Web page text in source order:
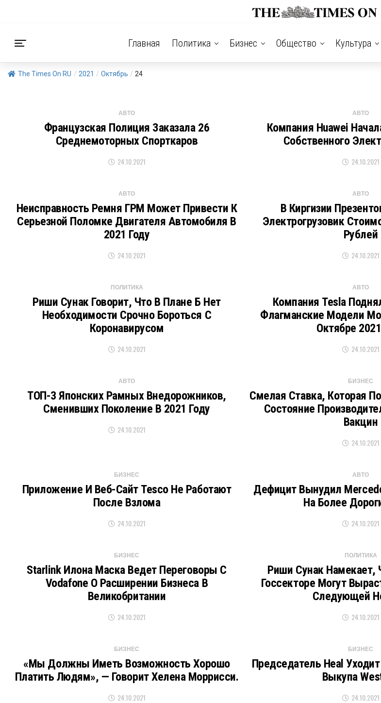
Главная Политика Бизнес Общество Культура
The Times On RU / 2021 / Октябрь / 24
АВТО
Французская Полиция Заказала 26
Среднемоторных Спорткаров
24.10.2021
АВТО
Компания Huawei
Собственного
24.10.2021
АВТО
Неисправность Ремня ГРМ Может Привести К
Серьезной Поломке Двигателя Автомобиля В
2021 Году
24.10.2021
АВТО
В Киргизии
Электрогрузовик
Рублей
24.10.2021
ПОЛИТИКА
Риши Сунак Говорит, Что В Плане Б Нет
Необходимости Срочно Бороться С
Коронавирусом
24.10.2021
АВТО
Компания Tesla
Флагманские Модели
Октябре
24.10.2021
АВТО
ТОП-3 Японских Рамных Внедорожников,
Сменивших Поколение В 2021 Году
24.10.2021
БИЗНЕС
Смелая Ставка, Которая
Состояние
Вакцин
24.10.2021
БИЗНЕС
Приложение И Веб-Сайт Tesco Не Работают
После Взлома
24.10.2021
АВТО
Дефицит Вынудил
На Более
24.10.2021
БИЗНЕС
Starlink Илона Маска Ведет Переговоры С
Vodafone О Расширении Бизнеса В
Великобритании
24.10.2021
ПОЛИТИКА
Риши Сунак Намекает,
Госсекторе Могут
Следующей
24.10.2021
БИЗНЕС
«Мы Должны Иметь Возможность Хорошо
Платить Людям», — Говорит Хелена Моррисси.
24.10.2021
БИЗНЕС
Председатель Heal
Выкупа
24.10.2021